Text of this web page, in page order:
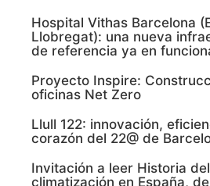
Hospital Vithas Barcelona
Llobregat): una nueva
de referencia ya en
Proyecto Inspire:
oficinas Net Zero
Llull 122: innovación,
corazón del 22@ de
Invitación a leer Historia
climatización en España,